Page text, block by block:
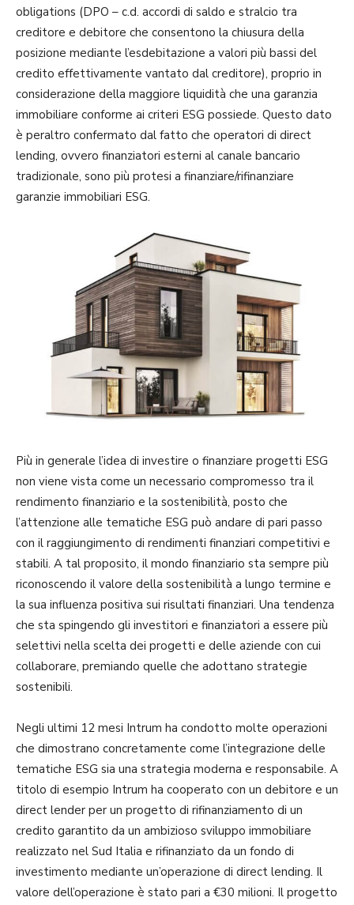
obligations (DPO – c.d. accordi di saldo e stralcio tra
creditore e debitore che consentono la chiusura della
posizione mediante l’esdebitazione a valori più bassi del
credito effettivamente vantato dal creditore), proprio in
considerazione della maggiore liquidità che una garanzia
immobiliare conforme ai criteri ESG possiede. Questo dato
è peraltro confermato dal fatto che operatori di direct
lending, ovvero finanziatori esterni al canale bancario
tradizionale, sono più protesi a finanziare/rifinanziare
garanzie immobiliari ESG.
Più in generale l’idea di investire o finanziare progetti ESG
non viene vista come un necessario compromesso tra il
rendimento finanziario e la sostenibilità, posto che
l’attenzione alle tematiche ESG può andare di pari passo
con il raggiungimento di rendimenti finanziari competitivi e
stabili. A tal proposito, il mondo finanziario sta sempre più
riconoscendo il valore della sostenibilità a lungo termine e
la sua influenza positiva sui risultati finanziari. Una tendenza
che sta spingendo gli investitori e finanziatori a essere più
selettivi nella scelta dei progetti e delle aziende con cui
collaborare, premiando quelle che adottano strategie
sostenibili.
Negli ultimi 12 mesi Intrum ha condotto molte operazioni
che dimostrano concretamente come l’integrazione delle
tematiche ESG sia una strategia moderna e responsabile. A
titolo di esempio Intrum ha cooperato con un debitore e un
direct lender per un progetto di rifinanziamento di un
credito garantito da un ambizioso sviluppo immobiliare
realizzato nel Sud Italia e rifinanziato da un fondo di
investimento mediante un’operazione di direct lending. Il
valore dell’operazione è stato pari a €30 milioni. Il progetto